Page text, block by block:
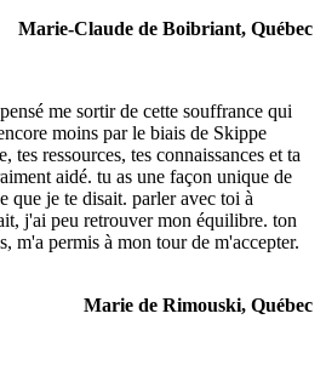
Marie-Claude de Boibriant, Québec
me sortir de cette souffrance qui
moins par le biais de Skippe
tes ressources, tes connaissances et ta
aidé. tu as une façon unique de
que je te disait. parler avec toi à
j'ai peu retrouver mon équilibre. ton
m'a permis à mon tour de m'accepter.
Marie de Rimouski, Québec